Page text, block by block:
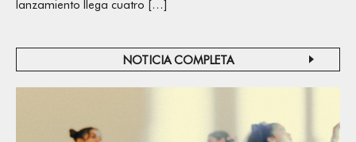
lanzamiento llega cuatro […]
NOTICIA COMPLETA